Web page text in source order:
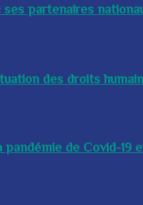
partenaires
des droits
de Covid-19